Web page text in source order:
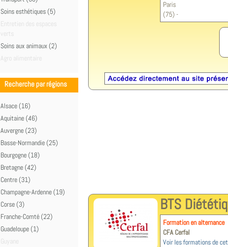
Soins esthétiques (5)
Entretien des espaces
verts
Soins aux animaux (2)
Agro alimentaire
Recherche par régions
Alsace (16)
Aquitaine (46)
Auvergne (23)
Basse-Normandie (25)
Bourgogne (18)
Bretagne (42)
Centre (31)
Champagne-Ardenne (19)
Corse (3)
Franche-Comté (22)
Guadeloupe (1)
Guyane
Paris
(75) -
BTS
Formation en alternance
CFA Cerfal
Voir les formations de